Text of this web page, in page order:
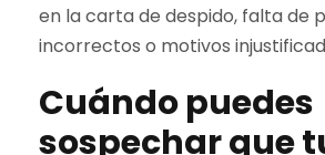
en la carta de despido, falta de
incorrectos o motivos
Cuándo puedes
sospechar que